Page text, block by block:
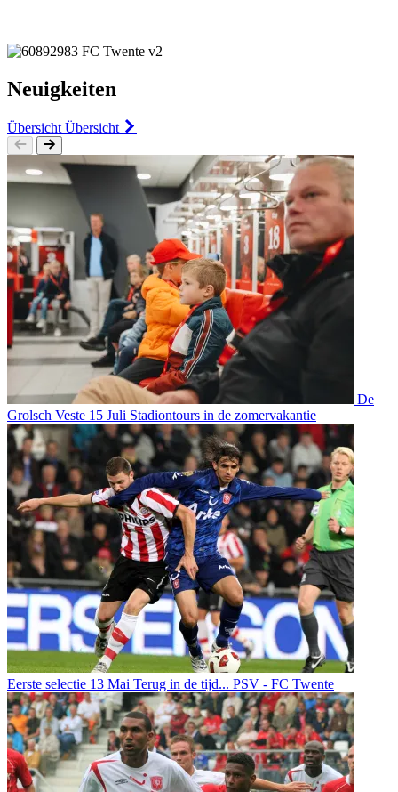
Neuigkeiten
Übersicht Übersicht
De
Grolsch Veste 15 Juli Stadiontours in de zomervakantie
Eerste selectie 13 Mai Terug in de tijd... PSV - FC Twente